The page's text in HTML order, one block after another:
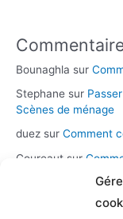
Bounaghla sur
Stephane sur
Scènes de ménage
duez sur Comment
Coureaut sur